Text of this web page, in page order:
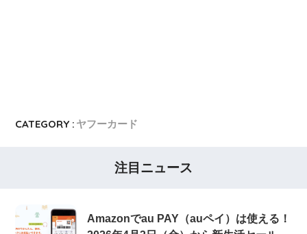
CATEGORY : ヤフーカード
注目ニュース
Amazonでau PAY（auペイ）は使える！